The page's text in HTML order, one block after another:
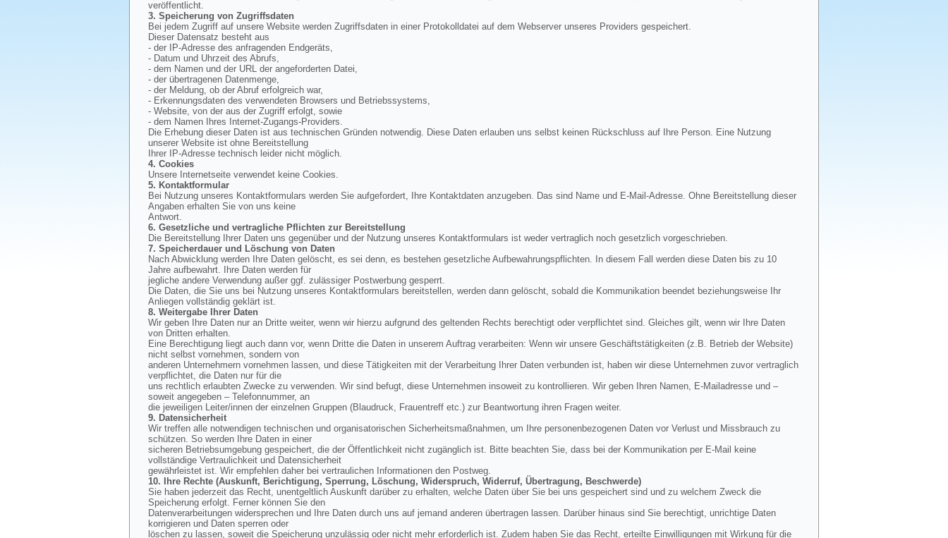
veröffentlicht.
3. Speicherung von Zugriffsdaten
Bei jedem Zugriff auf unsere Website werden Zugriffsdaten in einer Protokolldatei auf dem Webserver unseres Providers gespeichert.
Dieser Datensatz besteht aus
- der IP-Adresse des anfragenden Endgeräts,
- Datum und Uhrzeit des Abrufs,
- dem Namen und der URL der angeforderten Datei,
- der übertragenen Datenmenge,
- der Meldung, ob der Abruf erfolgreich war,
- Erkennungsdaten des verwendeten Browsers und Betriebssystems,
- Website, von der aus der Zugriff erfolgt, sowie
- dem Namen Ihres Internet-Zugangs-Providers.
Die Erhebung dieser Daten ist aus technischen Gründen notwendig. Diese Daten erlauben uns selbst keinen Rückschluss auf Ihre Person. Eine Nutzung
unserer Website ist ohne Bereitstellung
Ihrer IP-Adresse technisch leider nicht möglich.
4. Cookies
Unsere Internetseite verwendet keine Cookies.
5. Kontaktformular
Bei Nutzung unseres Kontaktformulars werden Sie aufgefordert, Ihre Kontaktdaten anzugeben. Das sind Name und E-Mail-Adresse. Ohne Bereitstellung dieser
Angaben erhalten Sie von uns keine
Antwort.
6. Gesetzliche und vertragliche Pflichten zur Bereitstellung
Die Bereitstellung Ihrer Daten uns gegenüber und der Nutzung unseres Kontaktformulars ist weder vertraglich noch gesetzlich vorgeschrieben.
7. Speicherdauer und Löschung von Daten
Nach Abwicklung werden Ihre Daten gelöscht, es sei denn, es bestehen gesetzliche Aufbewahrungspflichten. In diesem Fall werden diese Daten bis zu 10
Jahre aufbewahrt. Ihre Daten werden für
jegliche andere Verwendung außer ggf. zulässiger Postwerbung gesperrt.
Die Daten, die Sie uns bei Nutzung unseres Kontaktformulars bereitstellen, werden dann gelöscht, sobald die Kommunikation beendet beziehungsweise Ihr
Anliegen vollständig geklärt ist.
8. Weitergabe Ihrer Daten
Wir geben Ihre Daten nur an Dritte weiter, wenn wir hierzu aufgrund des geltenden Rechts berechtigt oder verpflichtet sind. Gleiches gilt, wenn wir Ihre Daten
von Dritten erhalten.
Eine Berechtigung liegt auch dann vor, wenn Dritte die Daten in unserem Auftrag verarbeiten: Wenn wir unsere Geschäftstätigkeiten (z.B. Betrieb der Website)
nicht selbst vornehmen, sondern von
anderen Unternehmern vornehmen lassen, und diese Tätigkeiten mit der Verarbeitung Ihrer Daten verbunden ist, haben wir diese Unternehmen zuvor vertraglich
verpflichtet, die Daten nur für die
uns rechtlich erlaubten Zwecke zu verwenden. Wir sind befugt, diese Unternehmen insoweit zu kontrollieren. Wir geben Ihren Namen, E-Mailadresse und –
soweit angegeben – Telefonnummer, an
die jeweiligen Leiter/innen der einzelnen Gruppen (Blaudruck, Frauentreff etc.) zur Beantwortung ihren Fragen weiter.
9. Datensicherheit
Wir treffen alle notwendigen technischen und organisatorischen Sicherheitsmaßnahmen, um Ihre personenbezogenen Daten vor Verlust und Missbrauch zu
schützen. So werden Ihre Daten in einer
sicheren Betriebsumgebung gespeichert, die der Öffentlichkeit nicht zugänglich ist. Bitte beachten Sie, dass bei der Kommunikation per E-Mail keine
vollständige Vertraulichkeit und Datensicherheit
gewährleistet ist. Wir empfehlen daher bei vertraulichen Informationen den Postweg.
10. Ihre Rechte (Auskunft, Berichtigung, Sperrung, Löschung, Widerspruch, Widerruf, Übertragung, Beschwerde)
Sie haben jederzeit das Recht, unentgeltlich Auskunft darüber zu erhalten, welche Daten über Sie bei uns gespeichert sind und zu welchem Zweck die
Speicherung erfolgt. Ferner können Sie den
Datenverarbeitungen widersprechen und Ihre Daten durch uns auf jemand anderen übertragen lassen. Darüber hinaus sind Sie berechtigt, unrichtige Daten
korrigieren und Daten sperren oder
löschen zu lassen, soweit die Speicherung unzulässig oder nicht mehr erforderlich ist. Zudem haben Sie das Recht, erteilte Einwilligungen mit Wirkung für die